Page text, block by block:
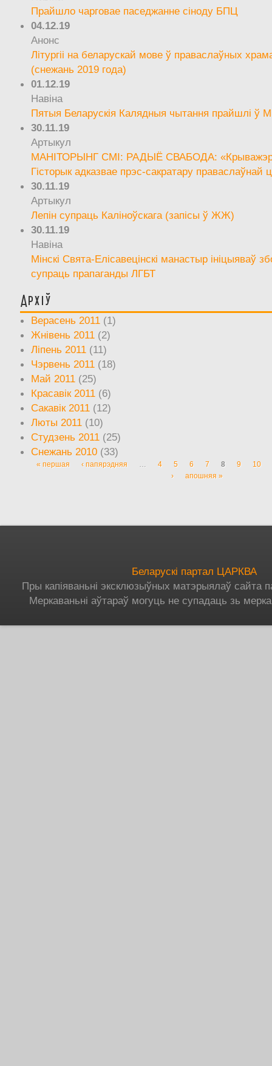
Прайшло чарговае паседжанне сіноду БПЦ
04.12.19
Анонс
Літургіі на беларускай мове ў праваслаўных
(снежань 2019 года)
01.12.19
Навіна
Пятыя Беларускія Калядныя чытання прайшлі ў
30.11.19
Артыкул
МАНІТОРЫНГ СМІ: РАДЫЁ СВАБОДА:
Гісторык адказвае прэс-сакратару праваслаўнай
30.11.19
Артыкул
Лепін супраць Каліноўскага (запісы ў ЖЖ)
30.11.19
Навіна
Мінскі Свята-Елісавецінскі манастыр ініцыяваў
супраць прапаганды ЛГБТ
Архіў
Верасень 2011 (1)
Жнівень 2011 (2)
Ліпень 2011 (11)
Чэрвень 2011 (18)
Май 2011 (25)
Красавік 2011 (6)
Сакавік 2011 (12)
Люты 2011 (10)
Студзень 2011 (25)
Снежань 2010 (33)
Старонкі
« першая ‹ папярэдняя … 4 5 6 7 8 9
10
›
апошняя »
Беларускі партал ЦАРКВА
Пры капіяваньні эксклюзыўных матэрыялаў сайта
Меркаваньні аўтараў могуць не супадаць зь